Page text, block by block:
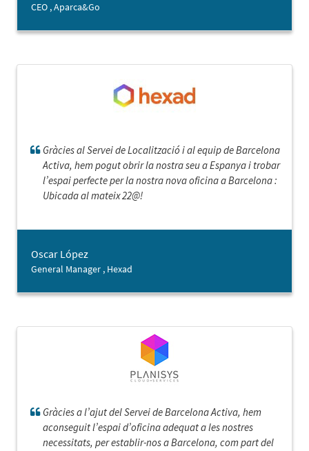
CEO , Aparca&Go
Gràcies al Servei de Localització i al equip de Barcelona
Activa, hem pogut obrir la nostra seu a Espanya i trobar
l’espai perfecte per la nostra nova oficina a Barcelona :
Ubicada al mateix 22@!
Oscar López
General Manager , Hexad
Gràcies a l’ajut del Servei de Barcelona Activa, hem
aconseguit l’espai d’oficina adequat a les nostres
necessitats, per establir-nos a Barcelona, com part del